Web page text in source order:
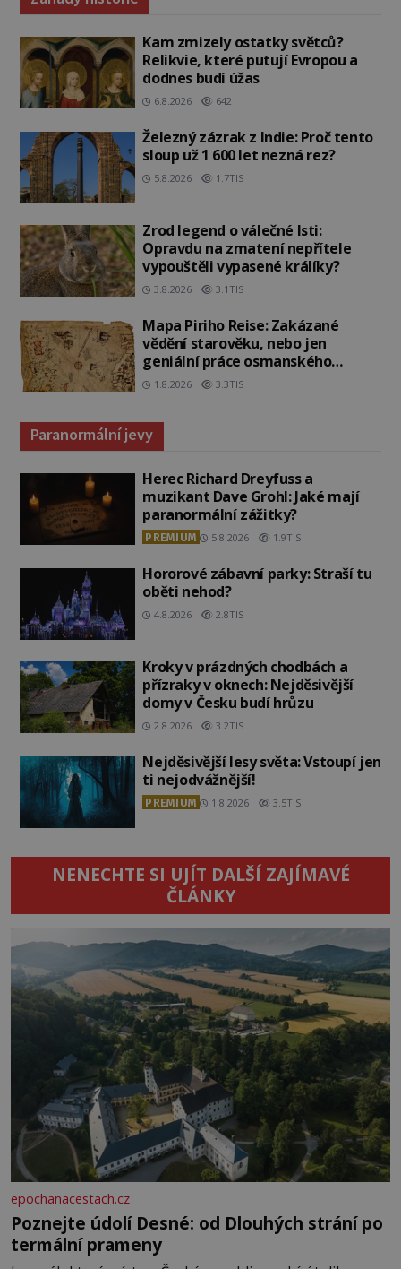
Kam zmizely ostatky světců?
Relikvie, které putují Evropou a
dodnes budí úžas
6.8.2026 642
Železný zázrak z Indie: Proč tento
sloup už 1 600 let nezná rez?
5.8.2026 1.7TIS
Zrod legend o válečné lsti:
Opravdu na zmatení nepřítele
vypouštěli vypasené králíky?
3.8.2026 3.1TIS
Mapa Piriho Reise: Zakázané
vědění starověku, nebo jen
geniální práce osmanského
admirála?
1.8.2026 3.3TIS
Paranormální jevy
Herec Richard Dreyfuss a
muzikant Dave Grohl: Jaké mají
paranormální zážitky?
PREMIUM 5.8.2026 1.9TIS
Hororové zábavní parky: Straší tu
oběti nehod?
4.8.2026 2.8TIS
Kroky v prázdných chodbách a
přízraky v oknech: Nejděsivější
domy v Česku budí hrůzu
2.8.2026 3.2TIS
Nejděsivější lesy světa: Vstoupí jen
ti nejodvážnější!
PREMIUM 1.8.2026 3.5TIS
NENECHTE SI UJÍT DALŠÍ ZAJÍMAVÉ
ČLÁNKY
epochanacestach.cz
Poznejte údolí Desné: od Dlouhých strání po
termální prameny